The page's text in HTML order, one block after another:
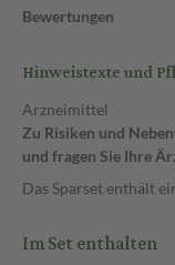
Bewertungen
Hinweistexte und
Arzneimittel
Zu Risiken und
und fragen Sie Ihre
Das Sparset enthält
Im Set enthalten